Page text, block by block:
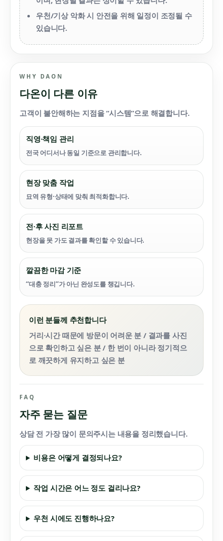
우천/기상 악화 시 안전을 위해 일정이 조정될 수
있습니다.
WHY DAON
다온이 다른 이유
고객이 불안해하는 지점을 “시스템”으로 해결합니다.
직영·책임 관리
전국 어디서나 동일 기준으로 관리합니다.
현장 맞춤 작업
묘역 유형·상태에 맞춰 최적화합니다.
전·후 사진 리포트
현장을 못 가도 결과를 확인할 수 있습니다.
깔끔한 마감 기준
“대충 정리”가 아닌 완성도를 챙깁니다.
이런 분들께 추천합니다
거리·시간 때문에 방문이 어려운 분 / 결과를 사진
으로 확인하고 싶은 분 / 한 번이 아니라 정기적으
로 깨끗하게 유지하고 싶은 분
FAQ
자주 묻는 질문
상담 전 가장 많이 문의주시는 내용을 정리했습니다.
비용은 어떻게 결정되나요?
작업 시간은 어느 정도 걸리나요?
우천 시에도 진행하나요?